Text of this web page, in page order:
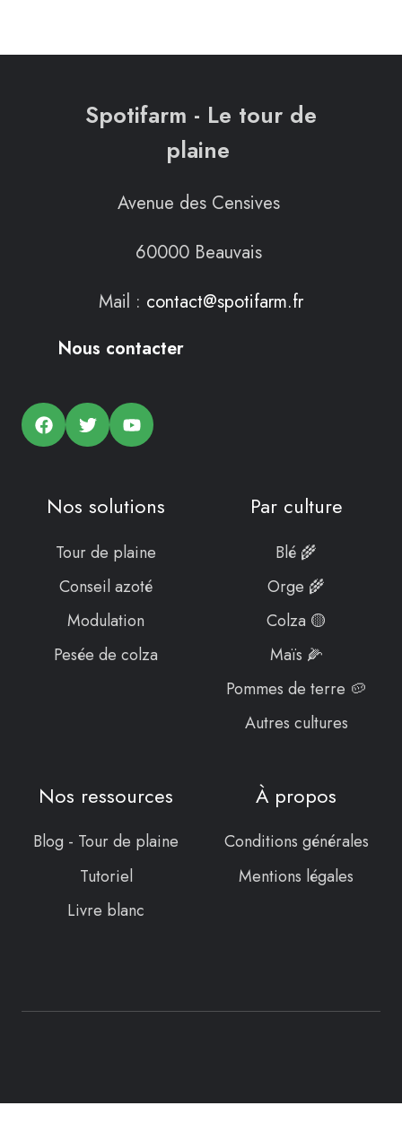
Spotifarm - Le tour de
plaine
Avenue des Censives
60000 Beauvais
Mail : contact@spotifarm.fr
Nous contacter
Nos solutions
Tour de plaine
Conseil azoté
Modulation
Pesée de colza
Par culture
Blé 🌾
Orge 🌾
Colza 🟡
Maïs 🌽
Pommes de terre 🥔
Autres cultures
Nos ressources
Blog - Tour de plaine
Tutoriel
Livre blanc
À propos
Conditions générales
Mentions légales